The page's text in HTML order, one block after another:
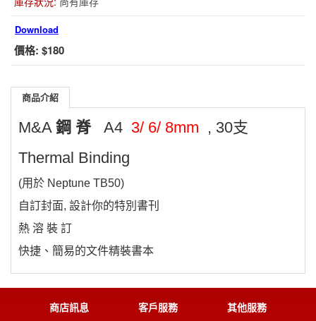
Download
價格: $180
商品介紹
M&A 鋼 脊A4 3/ 6/ 8mm , 30支
Thermal Binding
(用於 Neptune TB50)
自訂封面, 設計你的特別書刊
熱 溶 裝 訂
快捷、簡易的文件精裝書本
商店訊息 客戶服務 其他服務